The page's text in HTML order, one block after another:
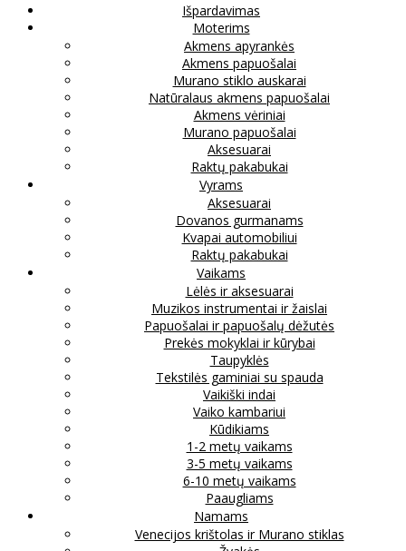
Išpardavimas
Moterims
Akmens apyrankės
Akmens papuošalai
Murano stiklo auskarai
Natūralaus akmens papuošalai
Akmens vėriniai
Murano papuošalai
Aksesuarai
Raktų pakabukai
Vyrams
Aksesuarai
Dovanos gurmanams
Kvapai automobiliui
Raktų pakabukai
Vaikams
Lėlės ir aksesuarai
Muzikos instrumentai ir žaislai
Papuošalai ir papuošalų dėžutės
Prekės mokyklai ir kūrybai
Taupyklės
Tekstilės gaminiai su spauda
Vaikiški indai
Vaiko kambariui
Kūdikiams
1-2 metų vaikams
3-5 metų vaikams
6-10 metų vaikams
Paaugliams
Namams
Venecijos krištolas ir Murano stiklas